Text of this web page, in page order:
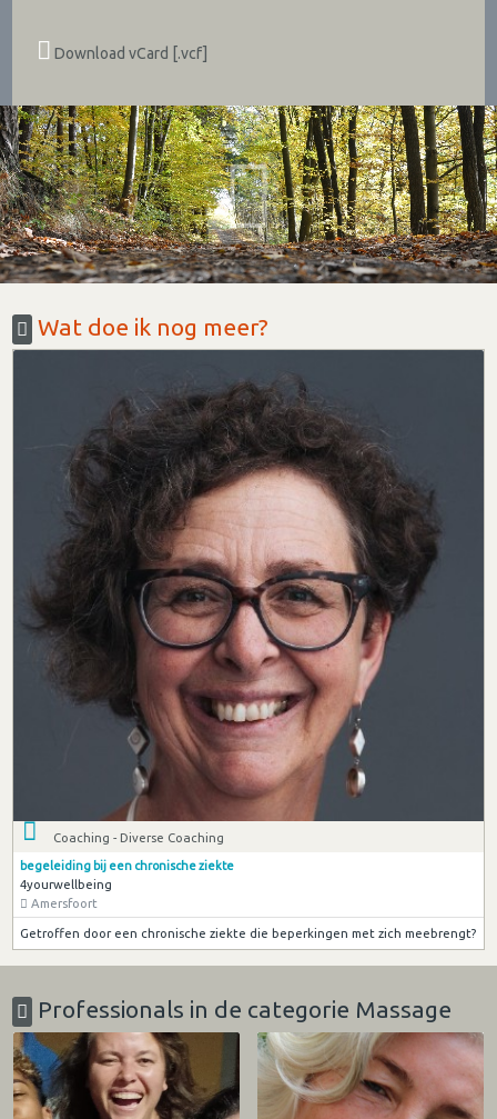
Download vCard [.vcf]
Wat doe ik nog meer?
Coaching - Diverse Coaching
begeleiding bij een chronische ziekte
4yourwellbeing
Amersfoort
Getroffen door een chronische ziekte die beperkingen met zich meebrengt?
Professionals in de categorie Massage